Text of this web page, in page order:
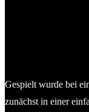
Gespielt wurde bei
zunächst in einer